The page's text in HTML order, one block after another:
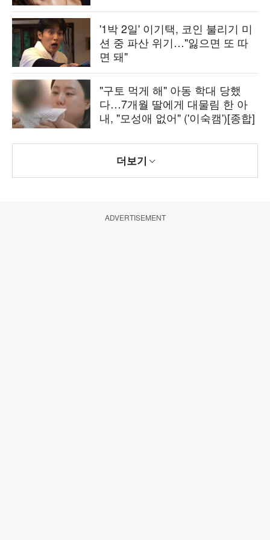
'1박 2일' 이기택, 코인 불리기 미
션 중 파산 위기…"잃으면 또 따
면 돼"
"구토 먹게 해" 아동 학대 당했
다…7개월 딸에게 대물림 한 아
내, "모성애 없어" ('이숙캠')[종합]
더보기
ADVERTISEMENT